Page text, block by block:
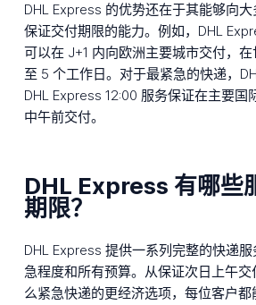
DHL Express 的优势还在于其能够向
保证交付期限的能力。例如，DHL
可以在 J+1 内向欧洲主要城市交付，
至 5 个工作日。对于最紧急的快递，
DHL Express 12:00 服务保证在主要国
中午前交付。
DHL Express 有哪些
期限？
DHL Express 提供一系列完整的快递
急程度和所有预算。从保证次日上午
么紧急快递的更经济选项，每位客户